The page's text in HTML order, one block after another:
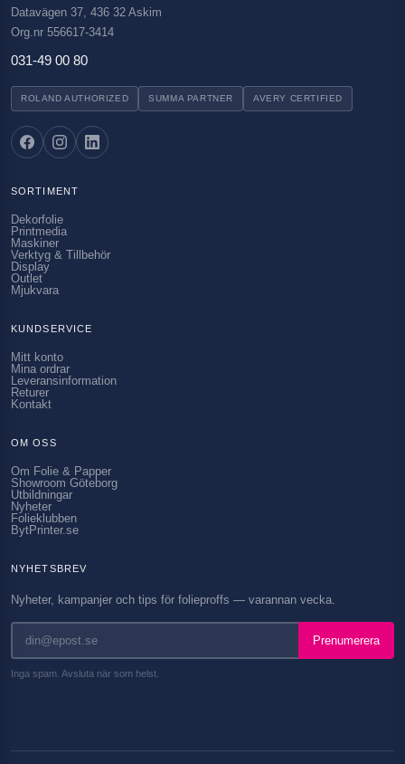
Datavägen 37, 436 32 Askim
Org.nr 556617-3414
031-49 00 80
ROLAND AUTHORIZED SUMMA PARTNER AVERY CERTIFIED
SORTIMENT
Dekorfolie
Printmedia
Maskiner
Verktyg & Tillbehör
Display
Outlet
Mjukvara
KUNDSERVICE
Mitt konto
Mina ordrar
Leveransinformation
Returer
Kontakt
OM OSS
Om Folie & Papper
Showroom Göteborg
Utbildningar
Nyheter
Folieklubben
BytPrinter.se
NYHETSBREV
Nyheter, kampanjer och tips för folieproffs — varannan vecka.
Prenumerera
Inga spam. Avsluta när som helst.